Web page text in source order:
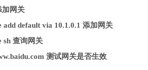
加网关
default via 10.1.0.1 添加网关
sh 查询网关
测试网关是否生效